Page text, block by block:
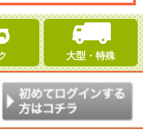
大型・特殊